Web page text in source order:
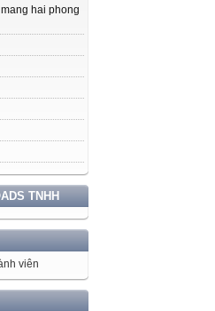
hai phong
TNHH
viên